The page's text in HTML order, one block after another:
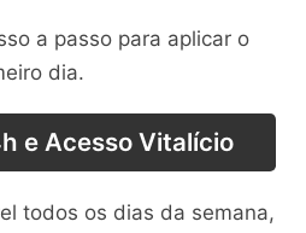
a passo para aplicar o
dia.
e Acesso Vitalício
todos os dias da semana,